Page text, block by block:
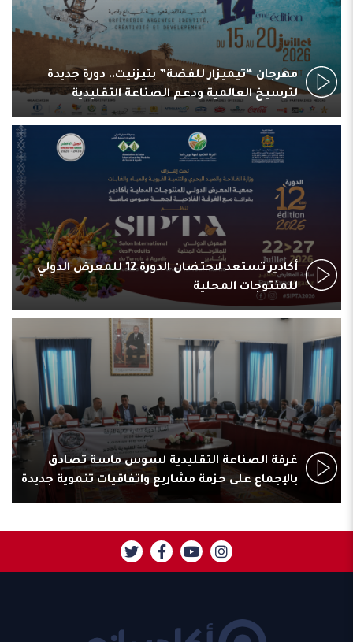
ملتقى دولي بأكادير يفتح آفاق العقار والاستثمار..
ويواكب التحول الاقتصادي بسوس ماسة
افتتاح “SIPTA 2026” بأكادير.. أكثر من 230 عارضاً في
أكبر موعد للمنتوجات المحلية
بنك إفريقيا يجمع الفاعلين بأكادير لتعزيز استثمارات
الجالية المغربية